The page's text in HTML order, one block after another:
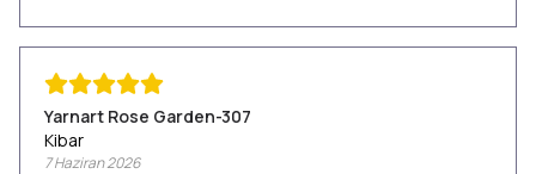
Yarnart Rose Garden-307
Kibar
7 Haziran 2026